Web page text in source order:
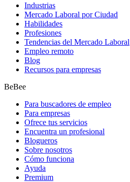
Industrias
Mercado Laboral por Ciudad
Habilidades
Profesiones
Tendencias del Mercado Laboral
Empleo remoto
Blog
Recursos para empresas
BeBee
Para buscadores de empleo
Para empresas
Ofrece tus servicios
Encuentra un profesional
Blogueros
Sobre nosotros
Cómo funciona
Ayuda
Premium